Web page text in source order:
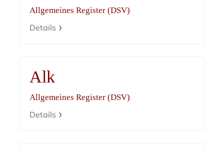
Allgemeines Register (DSV)
Details
Alk
Allgemeines Register (DSV)
Details